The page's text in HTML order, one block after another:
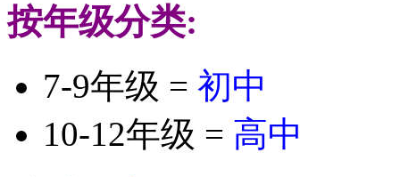
按年级分类:
7-9年级 = 初中
10-12年级 = 高中